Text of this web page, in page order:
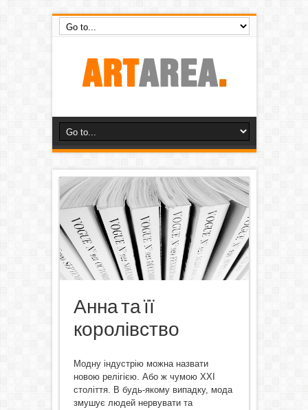
Анна та її
королівство
Модну індустрію можна назвати
новою релігією. Або ж чумою ХХІ
століття. В будь-якому випадку, мода
змушує людей нервувати та